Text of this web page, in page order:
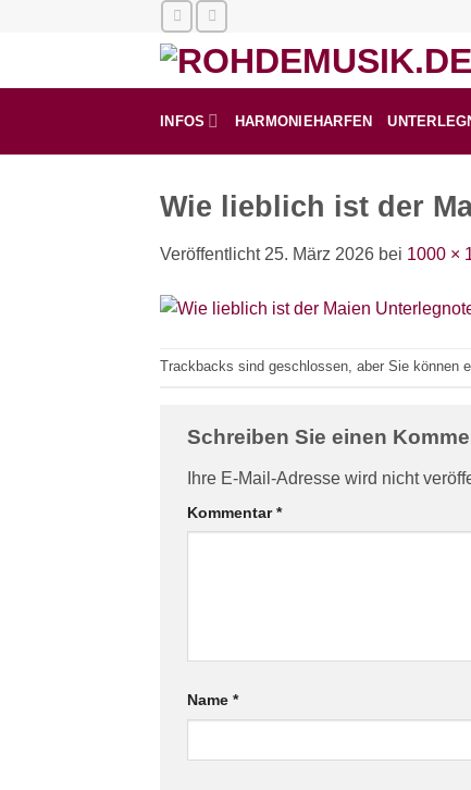
INFOS HARMONIEHARFEN
Wie lieblich ist der
Veröffentlicht 25. März 2026 bei 1000 ×
Trackbacks sind geschlossen, aber Sie können
Schreiben Sie einen
Ihre E-Mail-Adresse wird nicht
Kommentar*
Name *